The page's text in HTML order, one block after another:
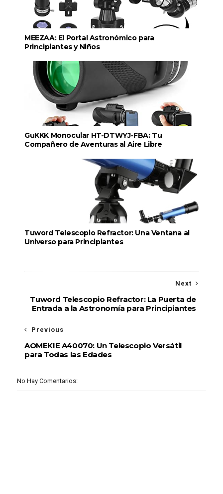
MEEZAA: El Portal Astronómico para
Principiantes y Niños
GuKKK Monocular HT-DTWYJ-FBA: Tu
Compañero de Aventuras al Aire Libre
Tuword Telescopio Refractor: Una Ventana al
Universo para Principiantes
Next
Tuword Telescopio Refractor: La Puerta de
Entrada a la Astronomía para Principiantes
Previous
AOMEKIE A40070: Un Telescopio Versátil
para Todas las Edades
No Hay Comentarios: